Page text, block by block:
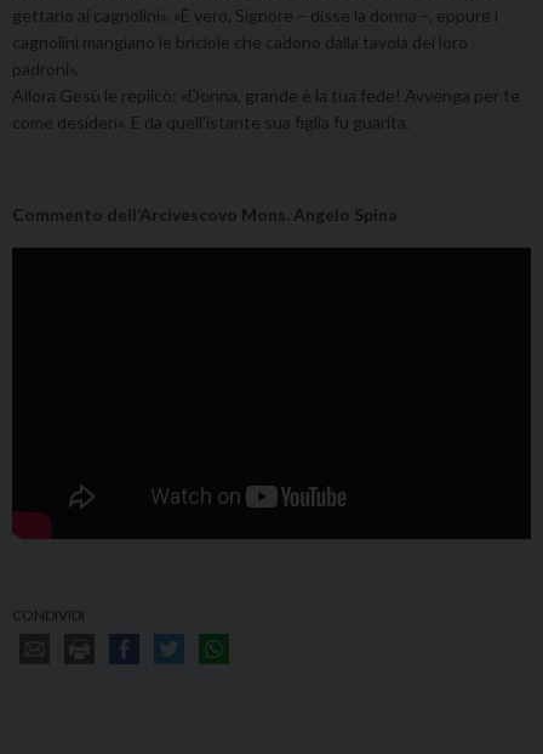
gettarlo ai cagnolini». «È vero, Signore – disse la donna –, eppure i
cagnolini mangiano le briciole che cadono dalla tavola dei loro
padroni».
Allora Gesù le replicò: «Donna, grande è la tua fede! Avvenga per te
come desideri». E da quell’istante sua figlia fu guarita.
Commento dell’Arcivescovo Mons. Angelo Spina
CONDIVIDI